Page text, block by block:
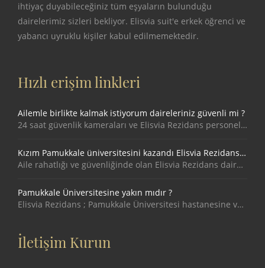
ihtiyaç duyabileceğiniz tüm eşyaların bulunduğu
dairelerimiz sizleri bekliyor. Elisvia suit'e erkek öğrenci ve
yabancı uyruklu kişiler kabul edilmemektedir.
Hızlı erişim linkleri
Ailemle birlikte kalmak istiyorum daireleriniz güvenli mi ?
24 saat güvenlik kameraları ve Elisvia Rezidans personelleri tarafından kontrol edilmektedir.
Kızım Pamukkale üniversitesini kazandı Elisvia Rezidans'a güvenebilir miyim ?
Aile rahatlığı ve güvenliğinde olan Elisvia Rezidans daireleri günlük - haftalık kiralanmamaktadır, tüm elisvia sakinleri uzun süreli kiralama yaparlar ve güvenilir insanlardan oluşmaktadır. Ayrıca 7/24 güvenlik kamerası ile kontrol altındadır.
Pamukkale Üniversitesine yakın mıdır ?
Elisvia Rezidans ; Pamukkale Üniversitesi hastanesine ve Pamukkale Üniversitesine 1 km uzaklıkta yer almakta olup yürüyüş mesafesindediir.
İletişim Kurun